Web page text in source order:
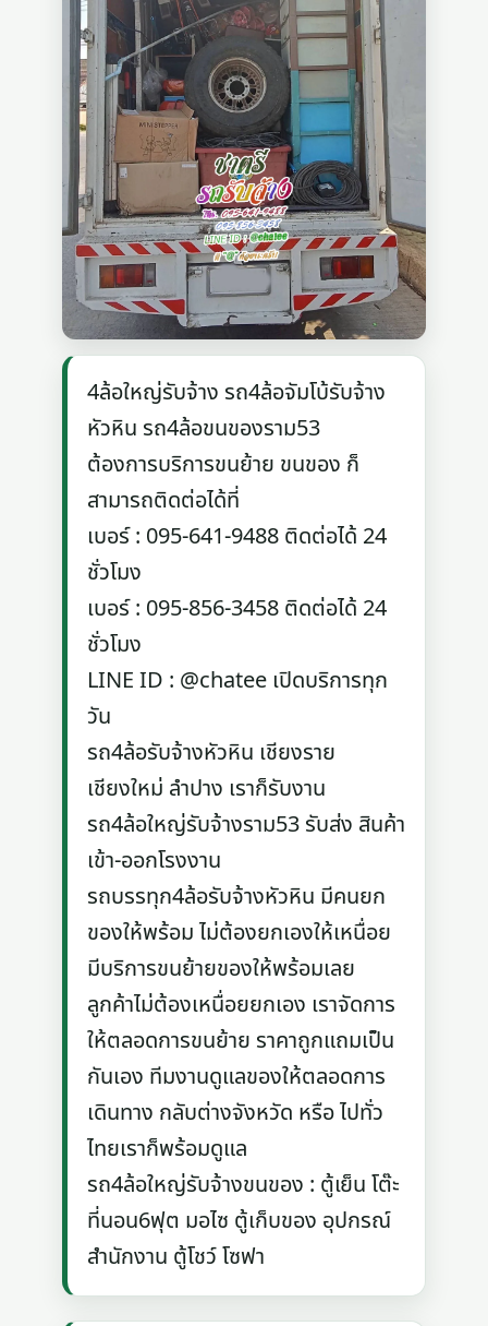
4ล้อใหญ่รับจ้าง รถ4ล้อจัมโบ้รับจ้าง
หัวหิน รถ4ล้อขนของราม53
ต้องการบริการขนย้าย ขนของ ก็
สามารถติดต่อได้ที่
เบอร์ : 095-641-9488 ติดต่อได้ 24
ชั่วโมง
เบอร์ : 095-856-3458 ติดต่อได้ 24
ชั่วโมง
LINE ID : @chatee เปิดบริการทุก
วัน
รถ4ล้อรับจ้างหัวหิน เชียงราย
เชียงใหม่ ลำปาง เราก็รับงาน
รถ4ล้อใหญ่รับจ้างราม53 รับส่ง สินค้า
เข้า-ออกโรงงาน
รถบรรทุก4ล้อรับจ้างหัวหิน มีคนยก
ของให้พร้อม ไม่ต้องยกเองให้เหนื่อย
มีบริการขนย้ายของให้พร้อมเลย
ลูกค้าไม่ต้องเหนื่อยยกเอง เราจัดการ
ให้ตลอดการขนย้าย ราคาถูกแถมเป็น
กันเอง ทีมงานดูแลของให้ตลอดการ
เดินทาง กลับต่างจังหวัด หรือ ไปทั่ว
ไทยเราก็พร้อมดูแล
รถ4ล้อใหญ่รับจ้างขนของ : ตู้เย็น โต๊ะ
ที่นอน6ฟุต มอไซ ตู้เก็บของ อุปกรณ์
สำนักงาน ตู้โชว์ โซฟา